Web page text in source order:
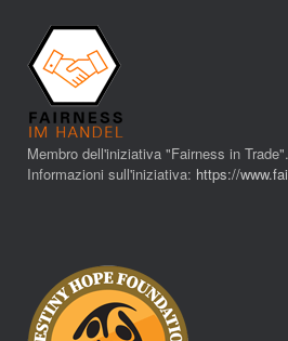
Membro dell'iniziativa "Fairness in Trade".
Informazioni sull'iniziativa: https://